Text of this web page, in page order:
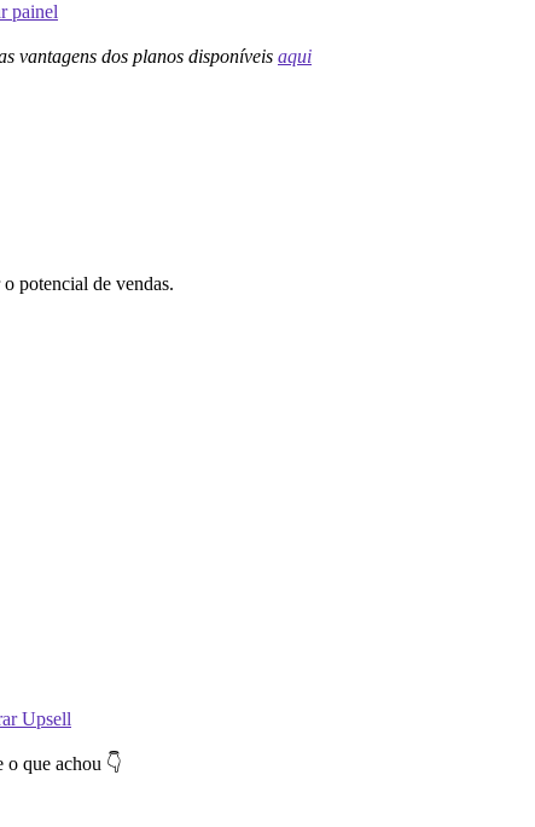
painel
vantagens dos planos disponíveis aqui
potencial de vendas.
Upsell
o que achou 👇